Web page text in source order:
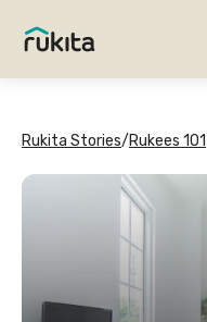
Rukita Stories/Rukees 101